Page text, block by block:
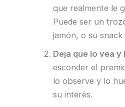
que realmente le
Puede ser un
jamón, o su
Deja que lo vea y
esconder el
lo observe y lo
su interés.